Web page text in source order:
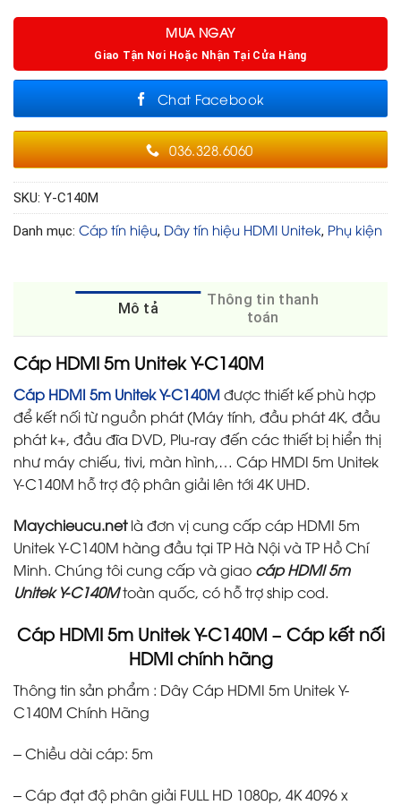
MUA NGAY
Giao Tận Nơi Hoặc Nhận Tại Cửa Hàng
Chat Facebook
036.328.6060
SKU: Y-C140M
Danh mục: Cáp tín hiệu, Dây tín hiệu HDMI Unitek, Phụ kiện
Mô tả
Thông tin thanh
toán
Cáp HDMI 5m Unitek Y-C140M
Cáp HDMI 5m Unitek Y-C140Mđược thiết kế phù hợp
để kết nối từ nguồn phát (Máy tính, đầu phát 4K, đầu
phát k+, đầu đĩa DVD, Plu-ray đến các thiết bị hiển thị
như máy chiếu, tivi, màn hình,… Cáp HMDI 5m Unitek
Y-C140M hỗ trợ độ phân giải lên tới 4K UHD.
Maychieucu.netlà đơn vị cung cấp cáp HDMI 5m
Unitek Y-C140M hàng đầu tại TP Hà Nội và TP Hồ Chí
Minh. Chúng tôi cung cấp và giao cáp HDMI 5m
Unitek Y-C140Mtoàn quốc, có hỗ trợ ship cod.
Cáp HDMI 5m Unitek Y-C140M – Cáp kết nối
HDMI chính hãng
Thông tin sản phẩm : Dây Cáp HDMI 5m Unitek Y-
C140M Chính Hãng
– Chiều dài cáp: 5m
– Cáp đạt độ phân giải FULL HD 1080p, 4K 4096 x